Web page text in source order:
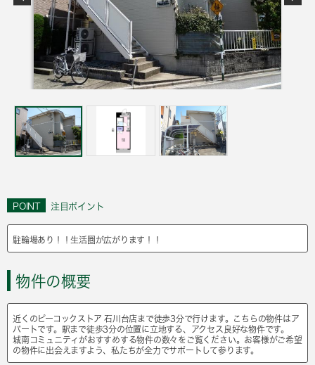
POINT 注目ポイント
駐輪場あり！！生活圏が広がります！！
物件の概要
近くのピーコックストア 石川台店まで徒歩3分で行けます。こちらの物件はア
パートです。駅まで徒歩3分の位置に立地する、アクセス良好な物件です。
城南コミュニティがおすすめする物件の数々をご覧ください。お客様がご希望
の物件に出会えますよう、私たちが全力でサポートして参ります。